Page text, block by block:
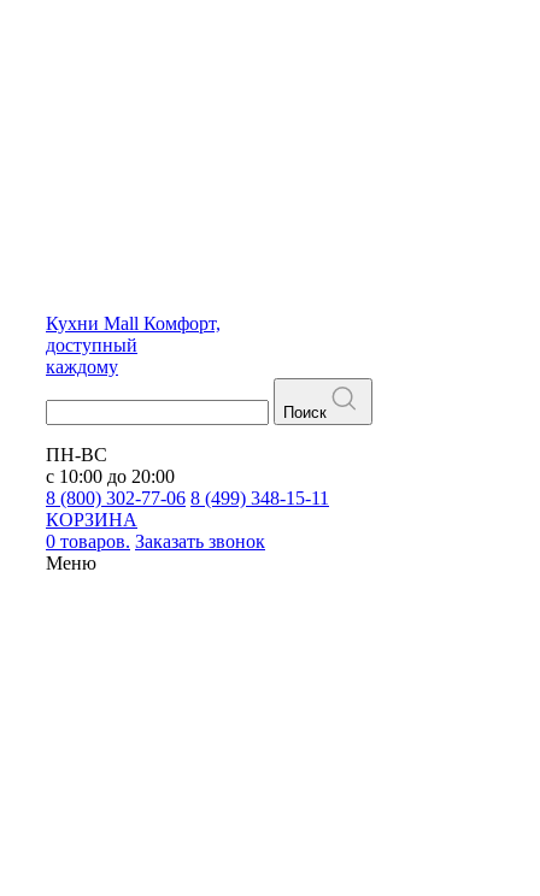
Кухни Mall Комфорт,
доступный
каждому
Поиск
ПН-ВС
с 10:00 до 20:00
8 (800) 302-77-06 8 (499) 348-15-11
КОРЗИНА
0 товаров. Заказать звонок
Меню